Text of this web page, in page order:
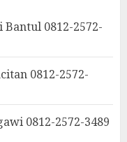
0812-2572-
0812-2572-
0812-2572-3489